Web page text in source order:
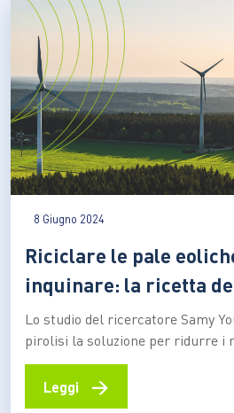
8 Giugno 2024
Riciclare le pale
inquinare: la ricetta
Kaunas
Lo studio del ricercatore Samy
pirolisi la soluzione per ridurre i
separando i componenti di valore,
riutilizzati, da quelli
Leggi →